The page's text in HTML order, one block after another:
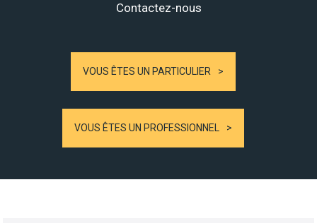
Contactez-nous
VOUS ÊTES UN PARTICULIER
VOUS ÊTES UN PROFESSIONNEL